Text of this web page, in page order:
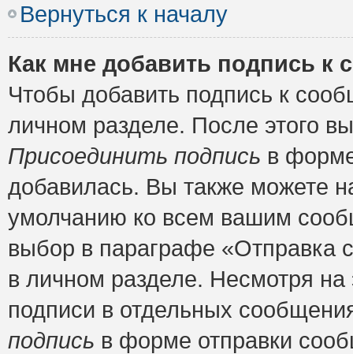
Вернуться к началу
Как мне добавить подпись к
Чтобы добавить подпись к
личном разделе. После этого
Присоединить подпись в
добавилась. Вы также можете
умолчанию ко всем вашим
выбор в параграфе «Отправка
в личном разделе. Несмотря
подписи в отдельных
подпись в форме отправки